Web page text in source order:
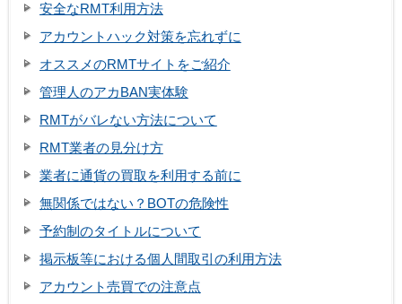
安全なRMT利用方法
アカウントハック対策を忘れずに
オススメのRMTサイトをご紹介
管理人のアカBAN実体験
RMTがバレない方法について
RMT業者の見分け方
業者に通貨の買取を利用する前に
無関係ではない？BOTの危険性
予約制のタイトルについて
掲示板等における個人間取引の利用方法
アカウント売買での注意点